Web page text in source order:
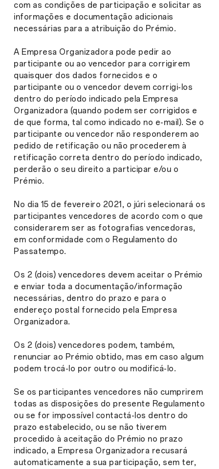
com as condições de participação e solicitar as
informações e documentação adicionais
necessárias para a atribuição do Prémio.
A Empresa Organizadora pode pedir ao
participante ou ao vencedor para corrigirem
quaisquer dos dados fornecidos e o
participante ou o vencedor devem corrigi-los
dentro do período indicado pela Empresa
Organizadora (quando podem ser corrigidos e
de que forma, tal como indicado no e-mail). Se o
participante ou vencedor não responderem ao
pedido de retificação ou não procederem à
retificação correta dentro do período indicado,
perderão o seu direito a participar e/ou o
Prémio.
No dia 15 de fevereiro 2021, o júri selecionará os
participantes vencedores de acordo com o que
considerarem ser as fotografias vencedoras,
em conformidade com o Regulamento do
Passatempo.
Os 2 (dois) vencedores devem aceitar o Prémio
e enviar toda a documentação/informação
necessárias, dentro do prazo e para o
endereço postal fornecido pela Empresa
Organizadora.
Os 2 (dois) vencedores podem, também,
renunciar ao Prémio obtido, mas em caso algum
podem trocá-lo por outro ou modificá-lo.
Se os participantes vencedores não cumprirem
todas as disposições do presente Regulamento
ou se for impossível contactá-los dentro do
prazo estabelecido, ou se não tiverem
procedido à aceitação do Prémio no prazo
indicado, a Empresa Organizadora recusará
automaticamente a sua participação, sem ter,